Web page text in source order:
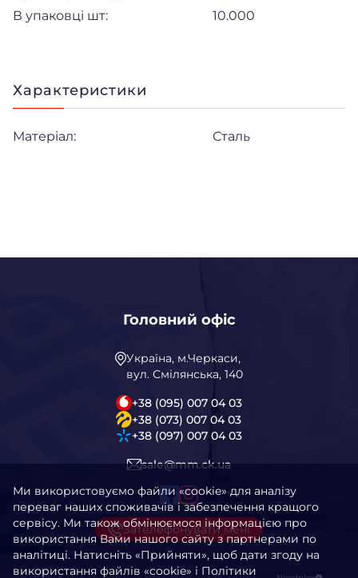
В упаковці шт:
10.000
Характеристики
Матеріал: Сталь
Головний офіс
Україна, м.Черкаси,
вул. Смілянська, 140
+38 (095) 007 04 03
+38 (073) 007 04 03
+38 (097) 007 04 03
sale@mm.ck.ua
Зателефонувати мені
Ми використовуємо файли «cookie» для аналізу
переваг наших споживачів і забезпечення кращого
сервісу. Ми також обмінюємося інформацією про
використання Вами нашого сайту з партнерами по
аналітиці. Натисніть «Прийняти», щоб дати згоду на
використання файлів «cookie» і Політики